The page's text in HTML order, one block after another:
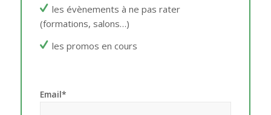
les évènements à ne pas rater
(formations, salons…)
les promos en cours
Email*